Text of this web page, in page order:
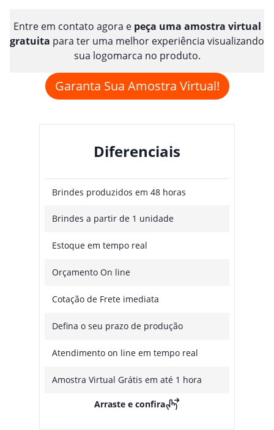
Entre em contato agora e peça uma amostra virtual
gratuita para ter uma melhor experiência visualizando
sua logomarca no produto.
Garanta Sua Amostra Virtual!
Diferenciais
Brindes produzidos em 48 horas
Brindes a partir de 1 unidade
Estoque em tempo real
Orçamento On line
Cotação de Frete imediata
Defina o seu prazo de produção
Atendimento on line em tempo real
Amostra Virtual Grátis em até 1 hora
Arraste e confira